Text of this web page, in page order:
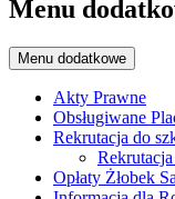
Menu
Menu dodatkowe
Akty Prawne
Obsługiwane
Rekrutacja do
Opłaty Żłobek